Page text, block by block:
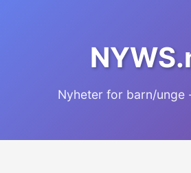
Nyheter for barn/unge